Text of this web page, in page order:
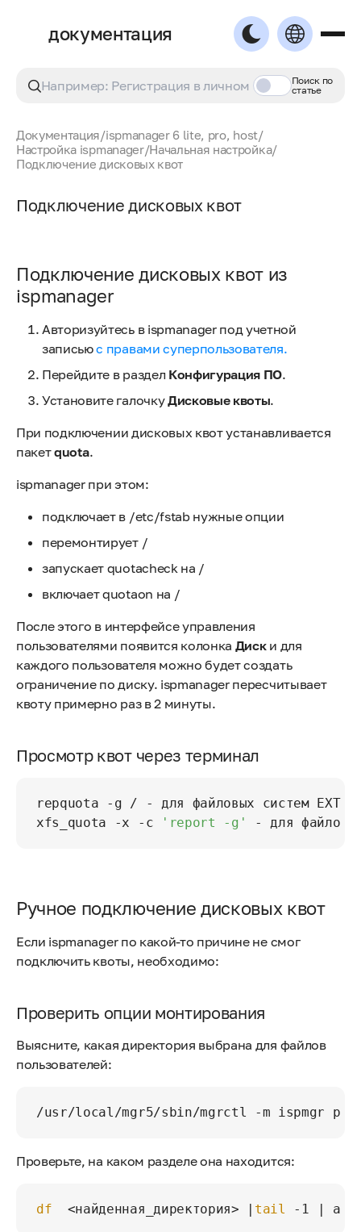
документация
Поиск по
статье
Документация/ispmanager 6 lite, pro, host/
Настройка ispmanager/Начальная настройка/
Подключение дисковых квот
Подключение дисковых квот
Подключение дисковых квот из
ispmanager
Авторизуйтесь в ispmanager под учетной
записьюс правами суперпользователя.
Перейдите в раздел Конфигурация ПО.
Установите галочкуДисковые квоты.
При подключении дисковых квот устанавливается
пакетquota.
ispmanager при этом:
подключает в /etc/fstab нужные опции
перемонтирует /
запускает quotacheck на /
включает quotaon на /
После этого в интерфейсе управления
пользователями появится колонка Диск и для
каждого пользователя можно будет создать
ограничение по диску. ispmanager пересчитывает
квоту примерно раз в 2 минуты.
Просмотр квот через терминал
repquota -g / - для файловых систем EXT4
xfs_quota -x -c
'report -g' - для
Ручное подключение дисковых квот
Если ispmanager по какой-то причине не смог
подключить квоты, необходимо:
Проверить опции монтирования
Выясните, какая директория выбрана для файлов
пользователей:
/usr/local/mgr5/sbin/mgrctl -m ispmgr
Проверьте, на каком разделе она находится:
df
  <найденная_директория> |
tail -1 |